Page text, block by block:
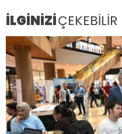
İLGİNİZİÇEKEBİLİR